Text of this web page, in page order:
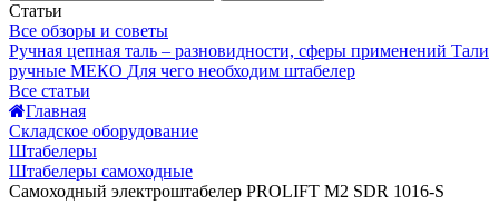
Статьи
Все обзоры и советы
Ручная цепная таль – разновидности, сферы применений Тали
ручные МЕКО Для чего необходим штабелер
Все статьи
Главная
Складское оборудование
Штабелеры
Штабелеры самоходные
Самоходный электроштабелер PROLIFT M2 SDR 1016-S